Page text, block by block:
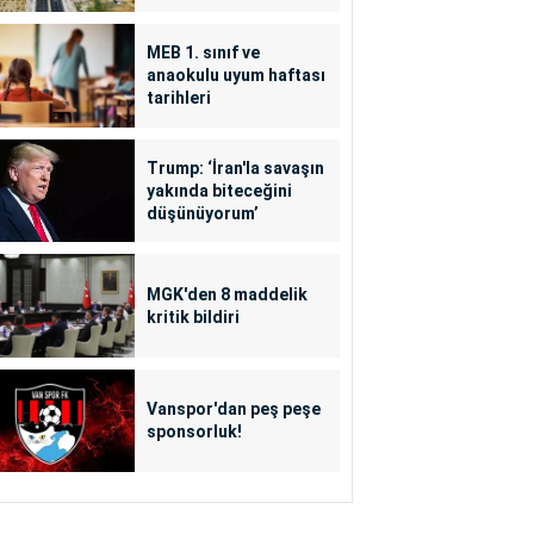
MEB 1. sınıf ve
anaokulu uyum haftası
tarihleri
Trump: ‘İran'la savaşın
yakında biteceğini
düşünüyorum’
MGK'den 8 maddelik
kritik bildiri
Vanspor'dan peş peşe
sponsorluk!